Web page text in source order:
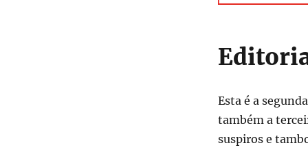
Esta é a
também a
suspiros e